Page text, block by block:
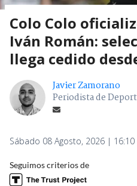
Colo Colo
Iván Román:
llega cedido
Javier Zamorano
Periodista de
Sábado 08 Agosto, 2026 | 16:10
Seguimos criterios de